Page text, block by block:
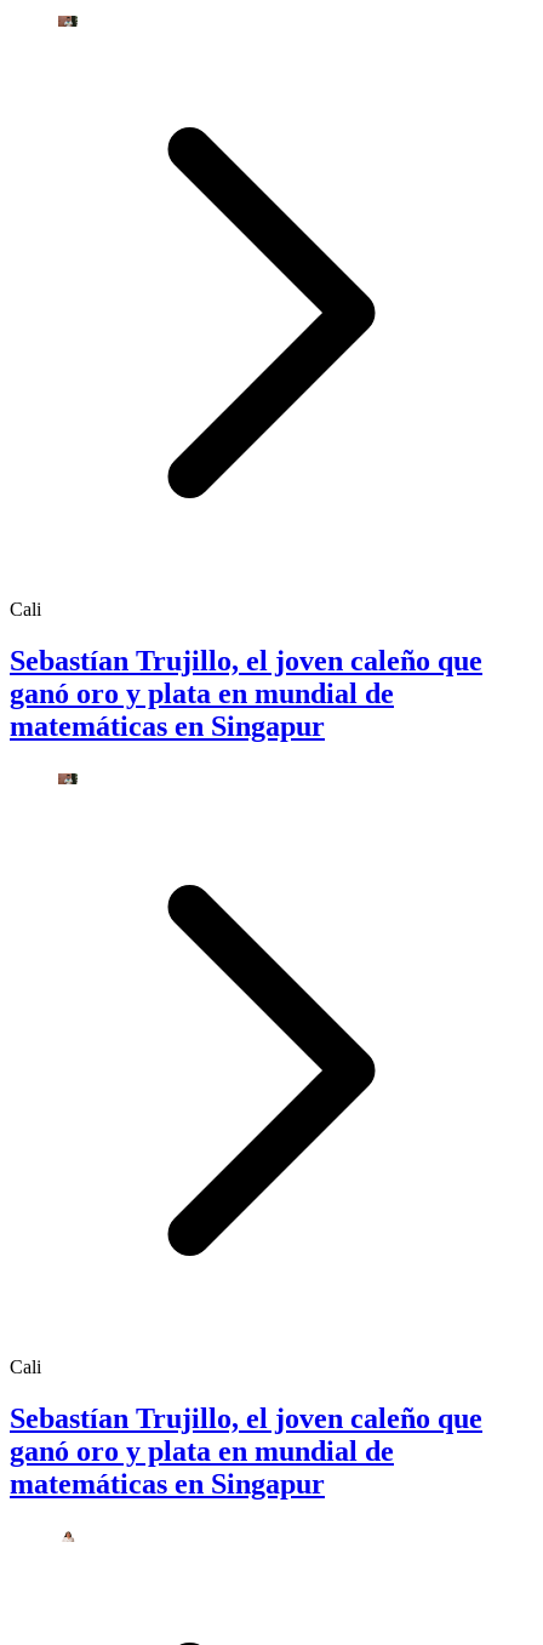
Cali
Sebastían Trujillo, el joven caleño que
ganó oro y plata en mundial de
matemáticas en Singapur
Cali
Sebastían Trujillo, el joven caleño que
ganó oro y plata en mundial de
matemáticas en Singapur